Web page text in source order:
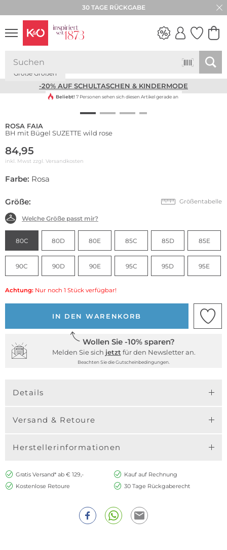
30 TAGE RÜCKGABE
NEW IN
WEDDING
-20% AUF SCHULTASCHEN & KINDERMODE
Große Größen
Beliebt! 7 Personen sehen sich diesen Artikel gerade an
ROSA FAIA
BH mit Bügel SUZETTE wild rose
84,95
inkl. Mwst zzgl. Versandkosten
Farbe: Rosa
Größe: Größentabelle
Welche Größe passt mir?
80C 80D 80E 85C 85D 85E
90C 90D 90E 95C 95D 95E
Achtung: Nur noch 1 Stück verfügbar!
IN DEN WARENKORB
Wollen Sie -10% sparen?
Melden Sie sich jetzt für den Newsletter an.
Beachten Sie die Gutscheinbedingungen.
Details
Versand & Retoure
Herstellerinformationen
Gratis Versand* ab € 129,-
Kauf auf Rechnung
Kostenlose Retoure
30 Tage Rückgaberecht